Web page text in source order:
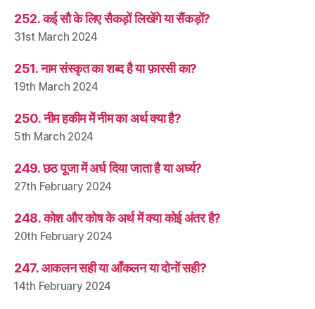
252. कई सौ के लिए सैकड़ों लिखेंगे या सैंकड़ों?
31st March 2024
251. नाम संस्कृत का शब्द है या फ़ारसी का?
19th March 2024
250. नीम हकीम में नीम का अर्थ क्या है?
5th March 2024
249. छठ पूजा में अर्घ दिया जाता है या अर्घ्य?
27th February 2024
248. कोश और कोष के अर्थ में क्या कोई अंतर है?
20th February 2024
247. आकलन सही या आँकलन या दोनों सही?
14th February 2024